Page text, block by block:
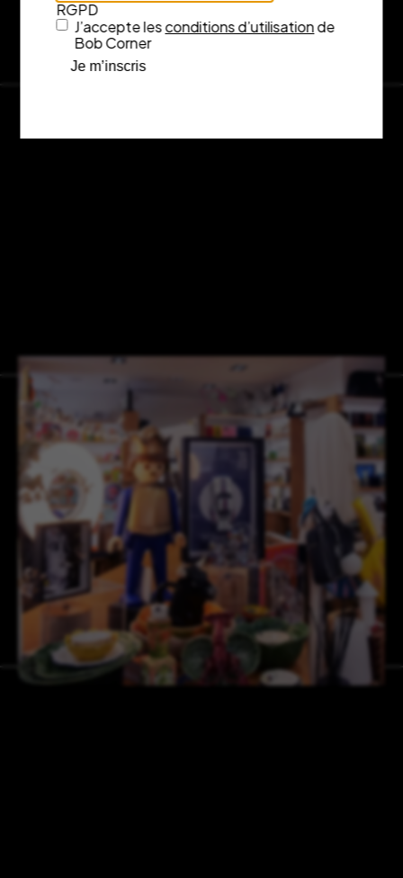
RGPD
J’accepte lesconditions d’utilisationde
Bob Corner
Je m’inscris